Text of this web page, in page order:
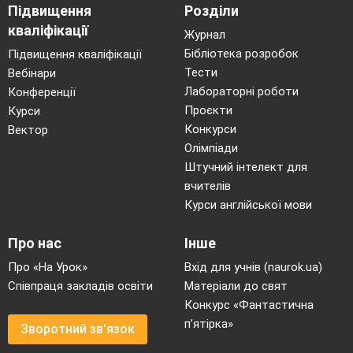
- Пізніше дядько Максим доводить юнакові,
що «настрій може бути викликаний відомим
сполученням звуків. Взагалі звуки і кольори є
символами однакових душевних
- Давайте зачитаємо уривок і прослідкуємо, як
В.Короленко вустами дядька Максима показує
нам відповідність між звуковими,
кольоровими, психологічними асоціаціями.
Психологічний
Образи
ясність,
Звід неба,
море
Зелений
Світло, тепло,
вдоволення,
здоров’я.
Травичка,
листя
Підвищення
кваліфікації
Підвищення кваліфікації
Вебінари
Конференції
Курси
Вектор
Розділи
Журнал
Бібліотека розробок
Тести
Лабораторні роботи
Проєкти
Конкурси
Олімпіади
Штучний інтелект для
вчителів
Курси англійської мови
Про нас
Про «На Урок»
Співпраця закладів освіти
Зворотний зв'язок
Інше
Вхід для учнів (naurok.ua)
Матеріали до свят
Конкурс «Фантастична
п’ятірка»